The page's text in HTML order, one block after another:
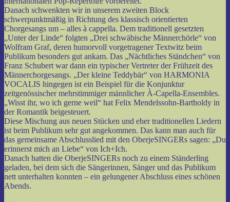
Danach schwenkten wir in unserem zweiten Block
schwerpunktmäßig in Richtung des klassisch orientierten
Chorgesangs um – alles à cappella. Dem traditionell gesetzten
„Unter der Linde“ folgten „Drei schwäbische Männerchörle“ von
Wolfram Graf, deren humorvoll vorgetragener Textwitz beim
Publikum besonders gut ankam. Das „Nächtliches Ständchen“ von
Franz Schubert war dann ein typischer Vertreter der Frühzeit des
Männerchorgesangs. „Der kleine Teddybär“ von HARMONIA
VOCALIS hingegen ist ein Beispiel für die Konjunktur
zeitgenössischer mehrstimmiger männlicher À-Capella-Ensembles.
„Wisst ihr, wo ich gerne weil“ hat Felix Mendelssohn-Bartholdy in
der Romantik beigesteuert.
Diese Mischung aus neuen Stücken und eher traditionellen Liedern
ist beim Publikum sehr gut angekommen. Das kann man auch für
das gemeinsame Abschlusslied mit den OberjeSINGERs sagen: „Du
erinnerst mich an Liebe“ von Ich+Ich.
Danach hatten die OberjeSINGERs noch zu einem Ständerling
geladen, bei dem sich die Sängerinnen, Sänger und das Publikum
nett unterhalten konnten – ein gelungener Abschluss eines schönen
Abends.